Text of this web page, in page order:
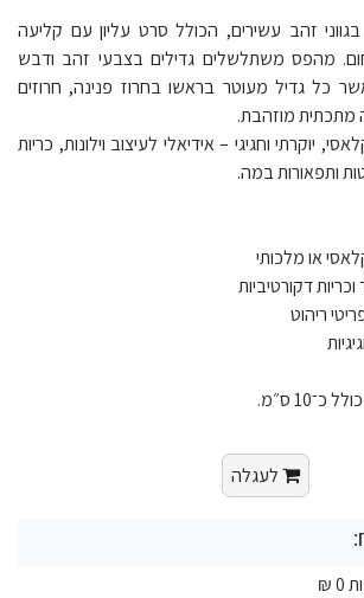
זהב עשירים, הכולל סרט עליון עם קליעה
מהפס משתלשלים גדילים בצבעי זהב ודבש
ס״מ, כאשר כל גדיל מעוטר בראשו בחרוז פנינה, חרוזים
מתכתית מוזהבת.
יוקרתי וחגיגי – אידיאלי לעיצוב וילונות, כריות
ותפאורות במה.
או מלכותי
דקורטיביות
ריהוט
ס״מ.
לעגלה
₪